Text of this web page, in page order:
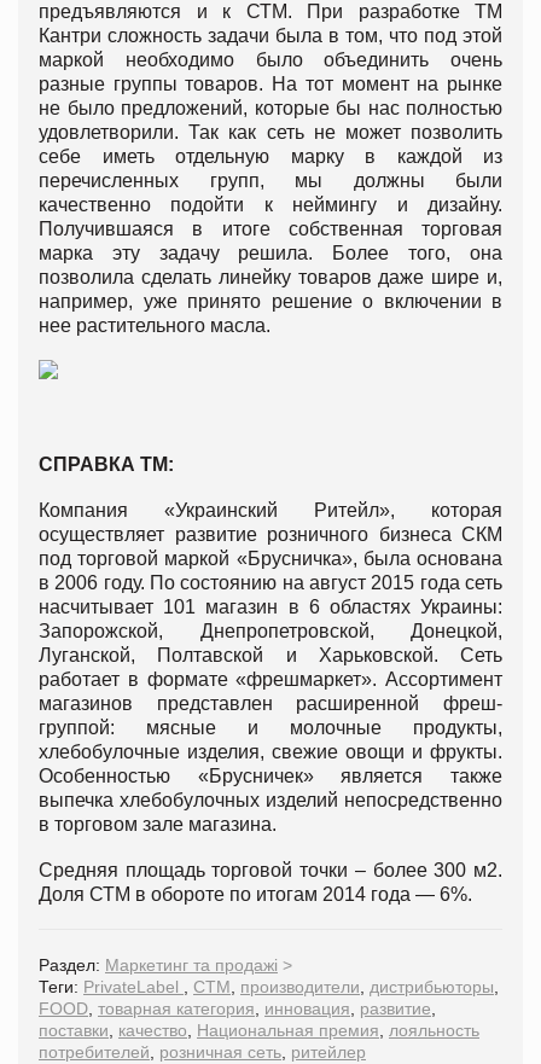
предъявляются и к СТМ. При разработке ТМ
Кантри сложность задачи была в том, что под этой
маркой необходимо было объединить очень
разные группы товаров. На тот момент на рынке
не было предложений, которые бы нас полностью
удовлетворили. Так как сеть не может позволить
себе иметь отдельную марку в каждой из
перечисленных групп, мы должны были
качественно подойти к неймингу и дизайну.
Получившаяся в итоге собственная торговая
марка эту задачу решила. Более того, она
позволила сделать линейку товаров даже шире и,
например, уже принято решение о включении в
нее растительного масла.
СПРАВКА ТМ:
Компания «Украинский Ритейл», которая
осуществляет развитие розничного бизнеса СКМ
под торговой маркой «Брусничка», была основана
в 2006 году. По состоянию на август 2015 года сеть
насчитывает 101 магазин в 6 областях Украины:
Запорожской, Днепропетровской, Донецкой,
Луганской, Полтавской и Харьковской. Сеть
работает в формате «фрешмаркет». Ассортимент
магазинов представлен расширенной фреш-
группой: мясные и молочные продукты,
хлебобулочные изделия, свежие овощи и фрукты.
Особенностью «Брусничек» является также
выпечка хлебобулочных изделий непосредственно
в торговом зале магазина.
Средняя площадь торговой точки – более 300 м2.
Доля СТМ в обороте по итогам 2014 года — 6%.
Раздел: Маркетинг та продажі >
Теги: PrivateLabel , СТМ, производители, дистрибьюторы,
FOOD, товарная категория, инновация, развитие,
поставки, качество, Национальная премия, лояльность
потребителей, розничная сеть, ритейлер